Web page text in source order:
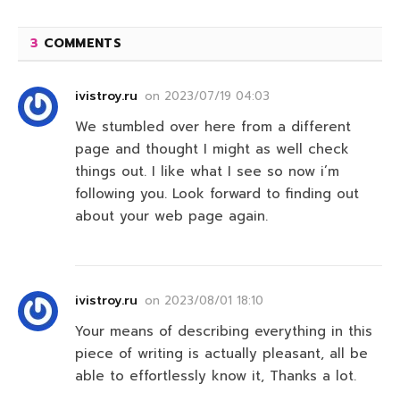
3 COMMENTS
ivistroy.ru on 2023/07/19 04:03
We stumbled over here from a different
page and thought I might as well check
things out. I like what I see so now i’m
following you. Look forward to finding out
about your web page again.
ivistroy.ru on 2023/08/01 18:10
Your means of describing everything in this
piece of writing is actually pleasant, all be
able to effortlessly know it, Thanks a lot.